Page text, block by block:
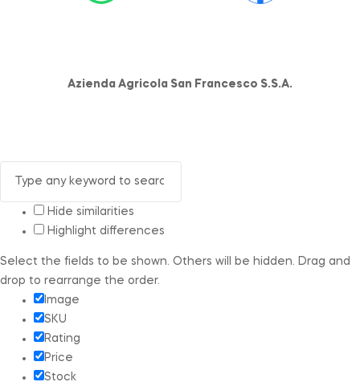
Azienda Agricola San Francesco S.S.A.
Hide similarities
Highlight differences
Select the fields to be shown. Others will be hidden. Drag and
drop to rearrange the order.
Image
SKU
Rating
Price
Stock